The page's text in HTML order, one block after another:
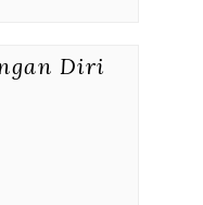
Diri